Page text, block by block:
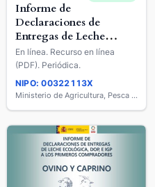
Informe de
Declaraciones de
Entregas de Leche
Ecológica, DOP E IGP a
los Primeros
Compradores : Ovino y
Caprino
En línea. Recurso en línea
(PDF). Periódica.
NIPO: 00322113X
Ministerio de Agricultura, Pesca y Alimentación